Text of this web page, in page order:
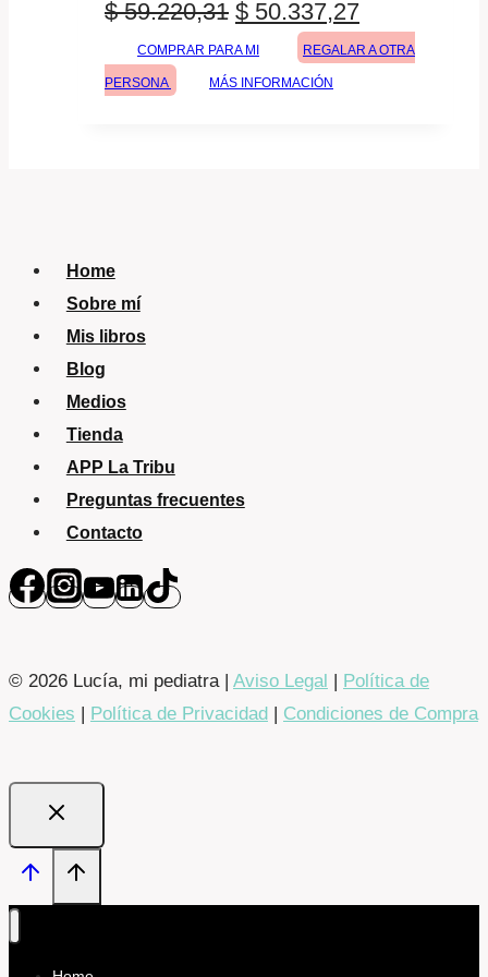
$59.220,31 El
precio
original
$ 50.337,27El
precio
COMPRAR PARA MI REGALAR A OTRA
PERSONA MÁS INFORMACIÓN
Home
Sobre mí
Mis libros
Blog
Medios
Tienda
APP La Tribu
Preguntas frecuentes
Contacto
© 2026 Lucía, mi pediatra | Aviso Legal
Política de
Cookies
Política de Privacidad Condiciones de Compra